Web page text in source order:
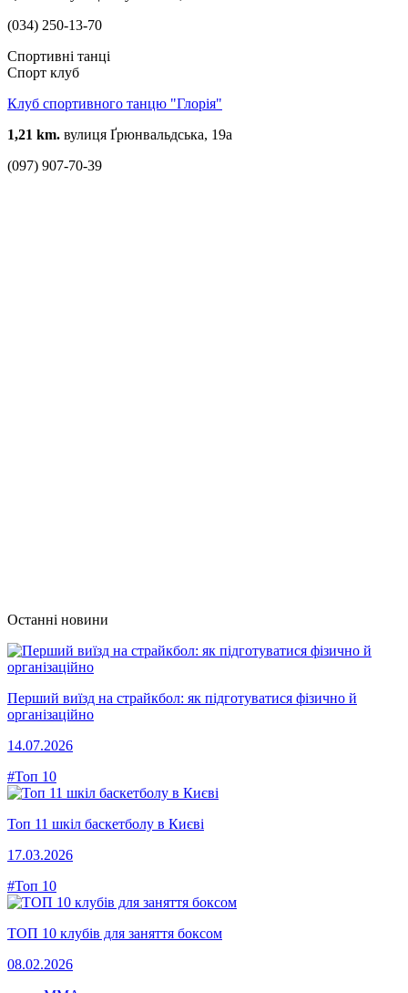
(034) 250-13-70
Спортивні танці
Спорт клуб
Клуб спортивного танцю "Глорія"
1,21 km. вулиця Ґрюнвальдська, 19а
(097) 907-70-39
Останні новини
Перший виїзд на страйкбол: як підготуватися фізично й
організаційно
14.07.2026
#Топ 10
Топ 11 шкіл баскетболу в Києві
17.03.2026
#Топ 10
ТОП 10 клубів для заняття боксом
08.02.2026